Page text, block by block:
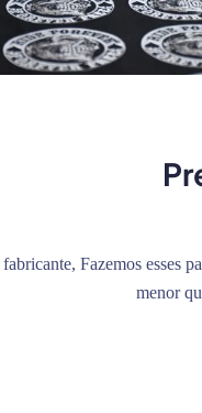
fabricante, Fazemos esses
menor